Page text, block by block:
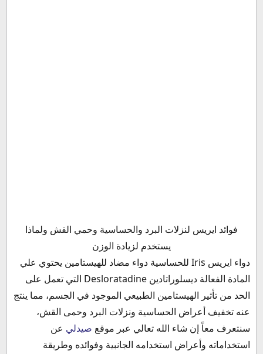
ايريس صيدلي
آلية عمل دواء ايريس
ما هو دواء ايريس
دواعي استعمال ايريس للحساسية
الأعراض الجانبية لدواء ايريس
موانع استخدام ايريس
هل ايريس مضاد حيوي؟
هل دواء ايريس يزيد الوزن
فوائد ايريس لنزلات البرد والحساسية وحمي القش ولماذا
يستخدم لزيادة الوزن
دواء ايريس Iris للحساسية دواء مضاد للهيستامين يحتوي علي
المادة الفعالة ديسلوراتادين Desloratadine التي تعمل على
الحد من تأثير الهيستامين الطبيعي الموجود في الجسم، مما ينتج
عنه تخفيف أعراض الحساسية ونزلات البرد وحمى القش،
سنتعرف معاً إن شاء الله تعالي عبر موقع صيدلي عن
استخداماته وأعراض استخدامه الجانبية وفوائده وطريقة